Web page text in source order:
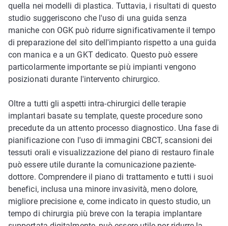
quella nei modelli di plastica. Tuttavia, i risultati di questo
studio suggeriscono che l'uso di una guida senza
maniche con OGK può ridurre significativamente il tempo
di preparazione del sito dell'impianto rispetto a una guida
con manica e a un GKT dedicato. Questo può essere
particolarmente importante se più impianti vengono
posizionati durante l'intervento chirurgico.
Oltre a tutti gli aspetti intra-chirurgici delle terapie
implantari basate su template, queste procedure sono
precedute da un attento processo diagnostico. Una fase di
pianificazione con l'uso di immagini CBCT, scansioni dei
tessuti orali e visualizzazione del piano di restauro finale
può essere utile durante la comunicazione paziente-
dottore. Comprendere il piano di trattamento e tutti i suoi
benefici, inclusa una minore invasività, meno dolore,
migliore precisione e, come indicato in questo studio, un
tempo di chirurgia più breve con la terapia implantare